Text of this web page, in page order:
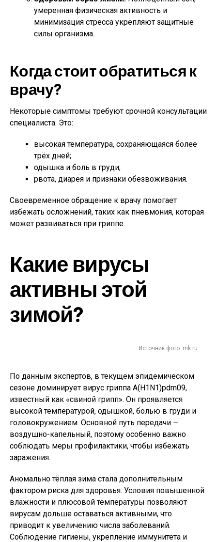
умеренная физическая активность и
минимизация стресса укрепляют защитные
силы организма.
Когда стоит обратиться к
врачу?
Некоторые симптомы требуют срочной консультации
специалиста. Это:
высокая температура, сохраняющаяся более
трёх дней;
одышка и боль в груди;
рвота, диарея и признаки обезвоживания.
Своевременное обращение к врачу помогает
избежать осложнений, таких как пневмония, которая
может развиваться при гриппе.
Какие вирусы
активны этой
зимой?
Источник фото: mk.ru
По данным экспертов, в текущем эпидемическом
сезоне доминирует вирус гриппа A(H1N1)pdm09,
известный как «свиной грипп». Он проявляется
высокой температурой, одышкой, болью в груди и
головокружением. Основной путь передачи —
воздушно-капельный, поэтому особенно важно
соблюдать меры профилактики, чтобы избежать
заражения.
Аномально тёплая зима стала дополнительным
фактором риска для здоровья. Условия повышенной
влажности и плюсовой температуры позволяют
вирусам дольше оставаться активными, что
приводит к увеличению числа заболеваний.
Соблюдение гигиены, укрепление иммунитета и